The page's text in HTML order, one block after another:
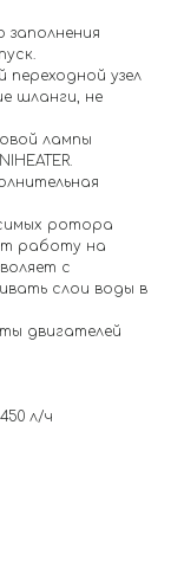
узел
шланги, не
лампы
ротора
работу на
с
слои воды в
двигателей
л/ч